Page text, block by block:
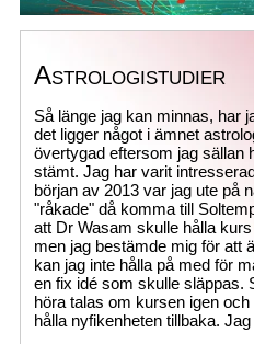
KONTAKT
Astrologistudier
Så länge jag kan minnas, har
det ligger något i ämnet
övertygad eftersom jag sällan
stämt. Jag har varit
början av 2013 var jag ute på
"råkade" då komma till
att Dr Wasam skulle hålla
men jag bestämde mig för att
kan jag inte hålla på med för
en fix idé som skulle släppas.
höra talas om kursen igen
hålla nyfikenheten tillbaka.